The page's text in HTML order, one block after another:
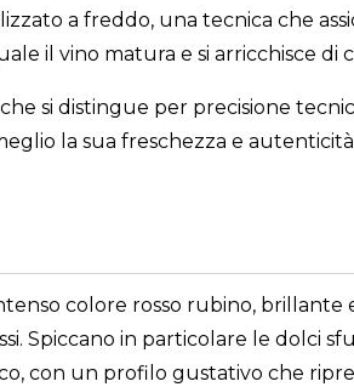
a freddo, una tecnica che
il vino matura e si arricchisce
si distingue per precisione
la sua freschezza e
colore rosso rubino,
Spiccano in particolare le dolci
con un profilo gustativo che